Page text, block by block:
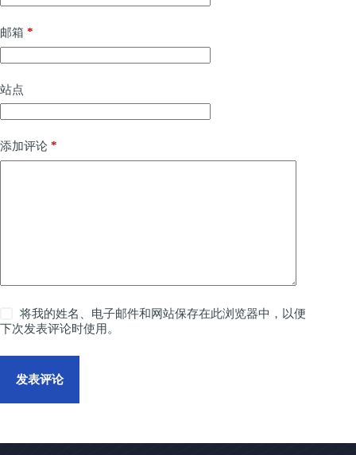
邮箱 *
站点
添加评论 *
将我的姓名、电子邮件和网站保存在此浏览器中，以便
下次发表评论时使用。
发表评论